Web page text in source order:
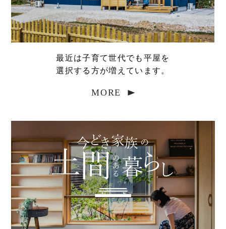
最近は子育て世代でも平屋を
選択する方が増えています。